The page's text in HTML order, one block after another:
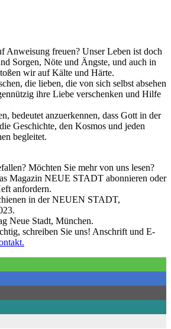
Anweisung freuen? Unser Leben ist doch
Sorgen, Nöte und Ängste, und auch in
wir auf Kälte und Härte.
die lieben, die von sich selbst absehen
ihre Liebe verschenken und Hilfe
bedeutet anzuerkennen, dass Gott in der
Geschichte, den Kosmos und jeden
begleitet.
Möchten Sie mehr von uns lesen?
Magazin NEUE STADT abonnieren oder
anfordern.
in der NEUEN STADT,
Neue Stadt, München.
schreiben Sie uns! Anschrift und E-